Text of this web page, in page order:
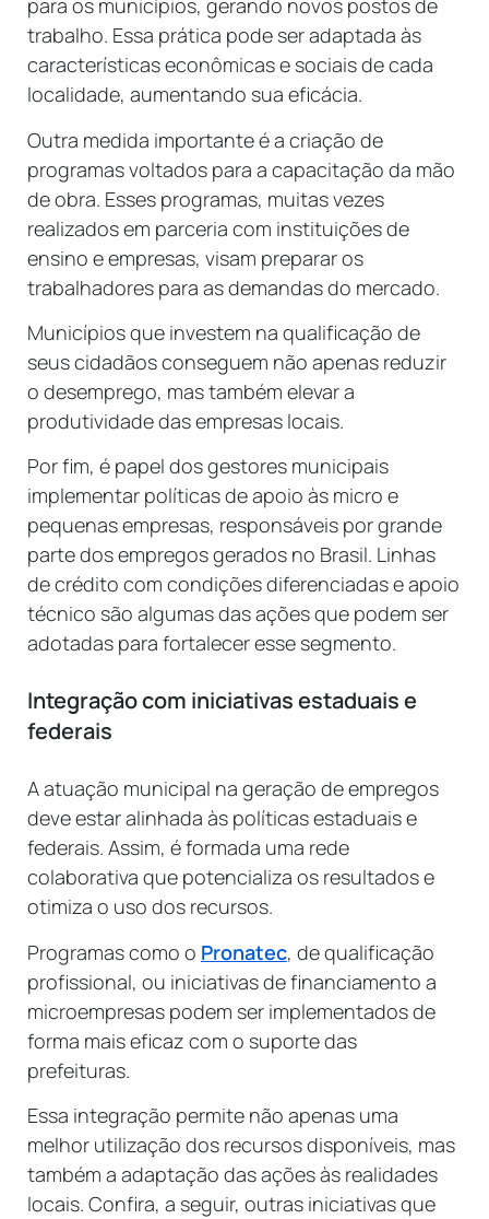
para os municípios, gerando novos postos de
trabalho. Essa prática pode ser adaptada às
características econômicas e sociais de cada
localidade, aumentando sua eficácia.
Outra medida importante é a criação de
programas voltados para a capacitação da mão
de obra. Esses programas, muitas vezes
realizados em parceria com instituições de
ensino e empresas, visam preparar os
trabalhadores para as demandas do mercado.
Municípios que investem na qualificação de
seus cidadãos conseguem não apenas reduzir
o desemprego, mas também elevar a
produtividade das empresas locais.
Por fim, é papel dos gestores municipais
implementar políticas de apoio às micro e
pequenas empresas, responsáveis por grande
parte dos empregos gerados no Brasil. Linhas
de crédito com condições diferenciadas e apoio
técnico são algumas das ações que podem ser
adotadas para fortalecer esse segmento.
Integração com iniciativas estaduais e
federais
A atuação municipal na geração de empregos
deve estar alinhada às políticas estaduais e
federais. Assim, é formada uma rede
colaborativa que potencializa os resultados e
otimiza o uso dos recursos.
Programas como o Pronatec, de qualificação
profissional, ou iniciativas de financiamento a
microempresas podem ser implementados de
forma mais eficaz com o suporte das
prefeituras.
Essa integração permite não apenas uma
melhor utilização dos recursos disponíveis, mas
também a adaptação das ações às realidades
locais. Confira, a seguir, outras iniciativas que